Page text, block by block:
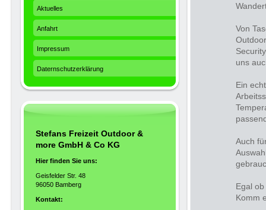
Von
uns
Ein
Auch
Egal
Komm
Aktuelles
Anfahrt
Impressum
Daternschutzerklärung
Stefans Freizeit Outdoor &
more GmbH & Co KG
Hier finden Sie uns:
Geisfelder Str. 48
96050 Bamberg
Kontakt: